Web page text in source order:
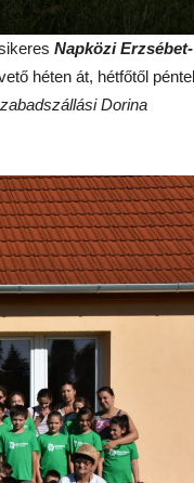
Napközi Erzsébet-
héten át, hétfőtől
Dorina